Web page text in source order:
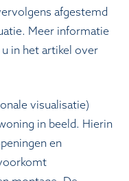
afgestemd
Meer informatie
in het artikel over
visualisatie)
in beeld. Hierin
en